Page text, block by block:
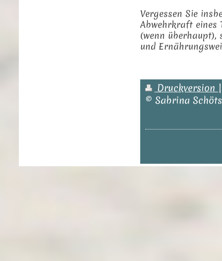
Vergessen Sie
Abwehrkraft eines
(wenn überhaupt),
und
Druckversion |
© Sabrina